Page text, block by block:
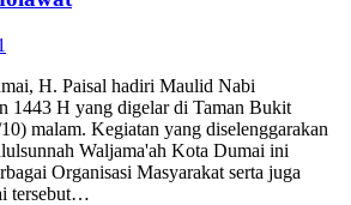
H. Paisal hadiri Maulid Nabi
1443 H yang digelar di Taman Bukit
malam. Kegiatan yang diselenggarakan
Waljama'ah Kota Dumai ini
Organisasi Masyarakat serta juga
tersebut…